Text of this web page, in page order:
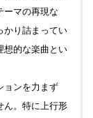
ョンをアップ
ーマの再現な
かり詰まってい
想的な楽曲とい
ョンを力まず
ん。特に上行形